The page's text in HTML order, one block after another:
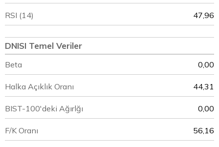
RSI (14) 47,96
DNISI Temel Veriler
Beta 0,00
Halka Açıklık Oranı 44,31
BIST-100'deki Ağırlğı 0,00
F/K Oranı 56,16